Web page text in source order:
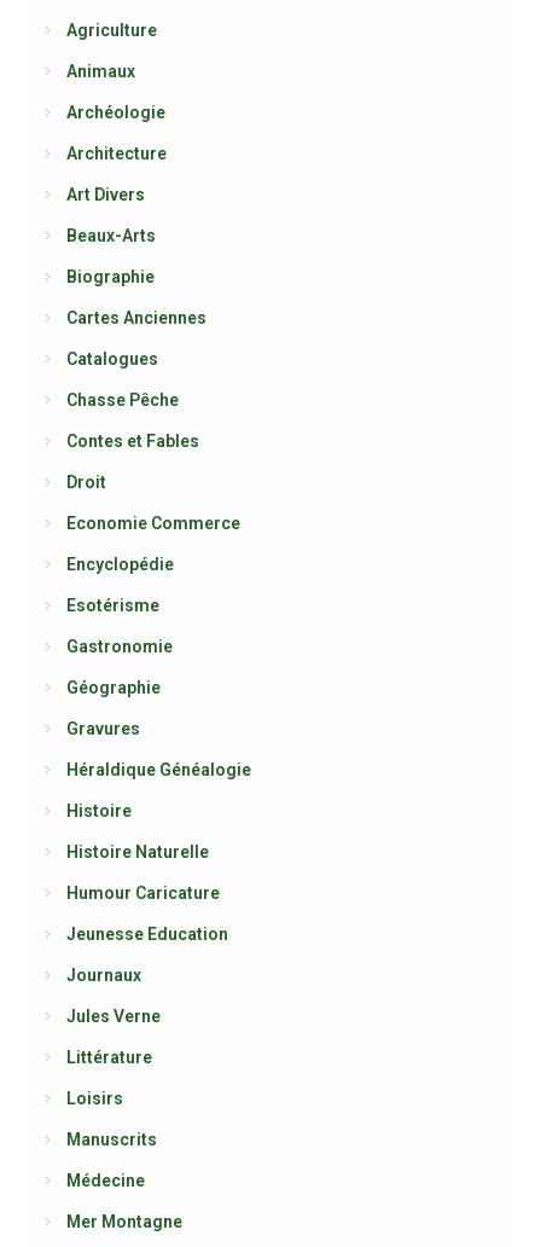
Agriculture
Animaux
Archéologie
Architecture
Art Divers
Beaux-Arts
Biographie
Cartes Anciennes
Catalogues
Chasse Pêche
Contes et Fables
Droit
Economie Commerce
Encyclopédie
Esotérisme
Gastronomie
Géographie
Gravures
Héraldique Généalogie
Histoire
Histoire Naturelle
Humour Caricature
Jeunesse Education
Journaux
Jules Verne
Littérature
Loisirs
Manuscrits
Médecine
Mer Montagne